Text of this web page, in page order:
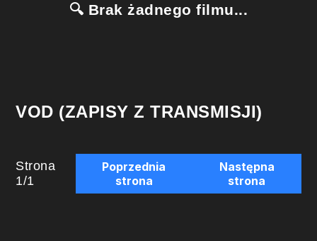
🔍 Brak żadnego filmu...
VOD (ZAPISY Z TRANSMISJI)
Strona
1/1
Poprzednia
strona
Następna
strona